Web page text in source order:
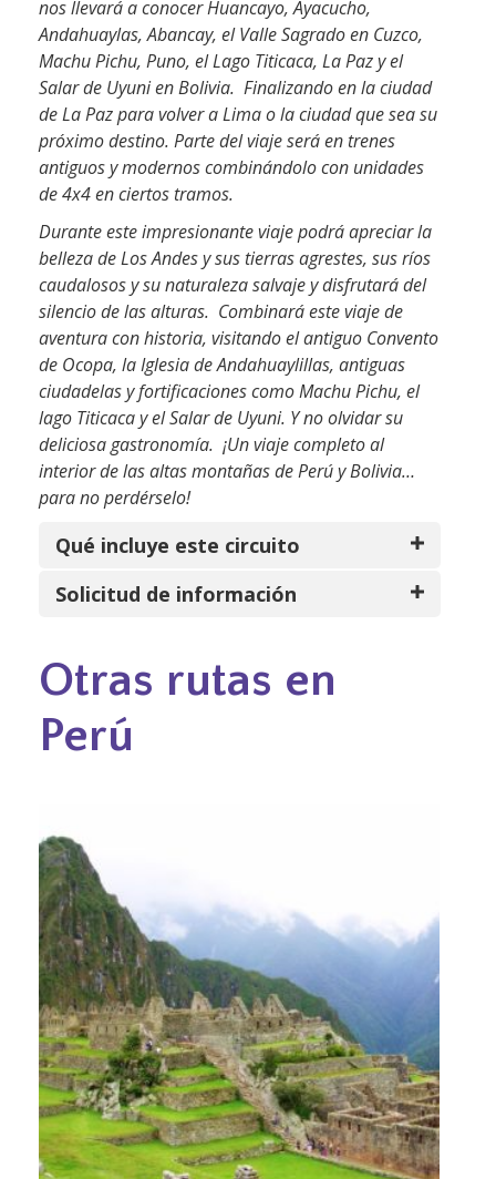
nos llevaráa conocer Huancayo, Ayacucho,
Andahuaylas, Abancay, el Valle Sagrado en Cuzco,
Machu Pichu, Puno, el Lago Titicaca, La Paz y el
Salar de Uyuni en Bolivia. Finalizando en la ciudad
de La Paz para volver a Lima o la ciudad que sea su
próximo destino. Parte del viaje será en trenes
antiguos y modernos combinándolo con unidades
de 4x4 en ciertos tramos.
Durante este impresionante viaje podrá apreciar la
belleza de Los Andes y sus tierras agrestes, sus ríos
caudalosos y su naturaleza salvaje y disfrutará del
silencio de las alturas. Combinará este viaje de
aventura con historia, visitando el antiguo Convento
de Ocopa, la Iglesia de Andahuaylillas, antiguas
ciudadelas y fortificaciones como Machu Pichu, el
lago Titicaca y el Salar de Uyuni. Y no olvidar su
deliciosa gastronomía. ¡Un viaje completo al
interior de las altas montañas de Perú y Bolivia…
para no perdérselo!
Qué incluye este circuito
Solicitud de información
Otras rutas en
Perú
Perú Fugaz